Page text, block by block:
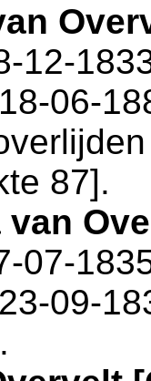
12-
06-
87].
van
07-
09-